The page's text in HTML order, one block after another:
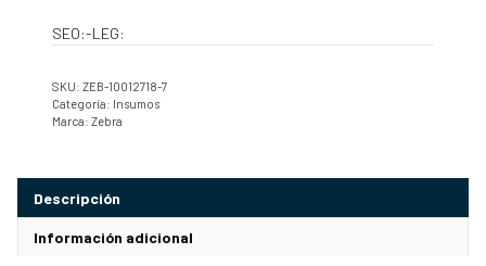
SEO:-LEG:
SKU: ZEB-10012718-7
Categoría: Insumos
Marca: Zebra
Descripción
Información adicional